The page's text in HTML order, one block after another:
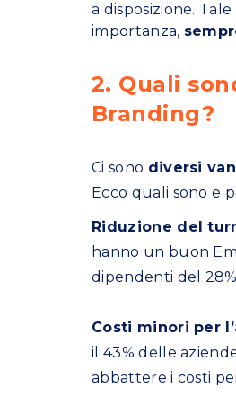
a disposizione.
importanza,
2. Quali
Branding?
Ci sono diversi
Ecco quali sono e
Riduzione del
hanno un buon
dipendenti del
Costi minori per
il 43% delle
abbattere i costi